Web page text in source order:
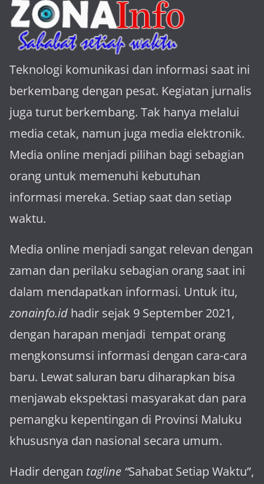
Teknologi komunikasi dan informasi saat ini
berkembang dengan pesat. Kegiatan jurnalis
juga turut berkembang. Tak hanya melalui
media cetak, namun juga media elektronik.
Media online menjadi pilihan bagi sebagian
orang untuk memenuhi kebutuhan
informasi mereka. Setiap saat dan setiap
waktu.
Media online menjadi sangat relevan dengan
za­man dan perilaku sebagian orang saat ini
dalam mendapatkan informasi. Untuk itu,
zonainfo.id hadir sejak 9 September 2021,
dengan harapan menjadi tem­pat orang
mengkonsumsi informasi dengan cara-cara
baru. Lewat sa­luran ba­ru diharapkan bisa
menja­wab ekspektasi masya­rakat dan para
pemangku kepen­tingan di Provinsi Maluku
khususnya dan nasional secara umum.
Hadir dengan tagline “Sahabat Setiap Waktu”,